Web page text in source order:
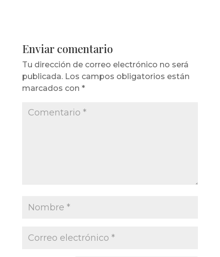
Enviar comentario
Tu dirección de correo electrónico no será
publicada. Los campos obligatorios están
marcados con *